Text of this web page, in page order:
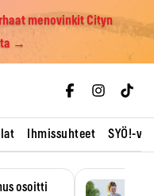
menovinkit Cityn
→
Ihmissuhteet SYÖ!-
osoitti